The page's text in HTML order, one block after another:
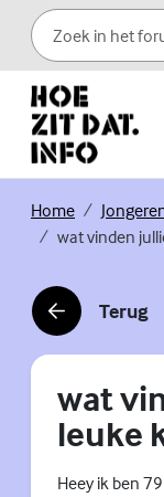
Skip to content
Home(Externe link)
wat vinden
Terug
(Externe link)
wat
leuke
Heey ik ben